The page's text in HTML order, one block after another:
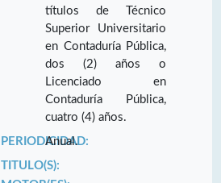
títulos de Técnico
Superior Universitario
en Contaduría Pública,
dos (2) años o
Licenciado en
Contaduría Pública,
cuatro (4) años.
PERIODICIDAD:
Anual.
TITULO(S):